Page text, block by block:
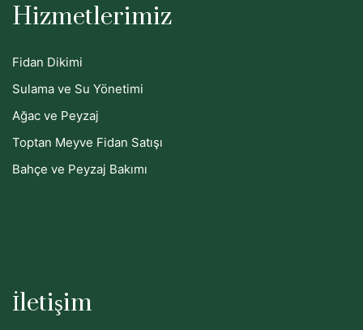
Hizmetlerimiz
Fidan Dikimi
Sulama ve Su Yönetimi
Ağac ve Peyzaj
Toptan Meyve Fidan Satışı
Bahçe ve Peyzaj Bakımı
İletişim